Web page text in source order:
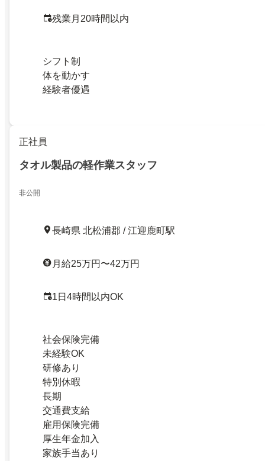
残業月20時間以内
シフト制
体を動かす
経験者優遇
正社員
タオル製品の軽作業スタッフ
非公開
長崎県 北松浦郡 / 江迎鹿町駅
月給25万円〜42万円
1日4時間以内OK
社会保険完備
未経験OK
研修あり
特別休暇
長期
交通費支給
雇用保険完備
厚生年金加入
家族手当あり